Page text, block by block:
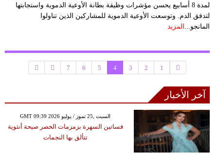
لمدة 8 أسابيع يحسن مؤشرات وظيفة بطانة الأوعية الدموية واستجابتها
لتدفق الدم. وتوسعت الأوعية الدموية للمشاركين الذين تناولوا
المانجو... المزيد
1
2
3
4
5
6
7
آخر الأخبار
GMT 09:39 2026 السبت ,25 تموز / يوليو
فساتين السهرة بزمزمات الخصر صيحة أنثوية
تتألق بها النجمات